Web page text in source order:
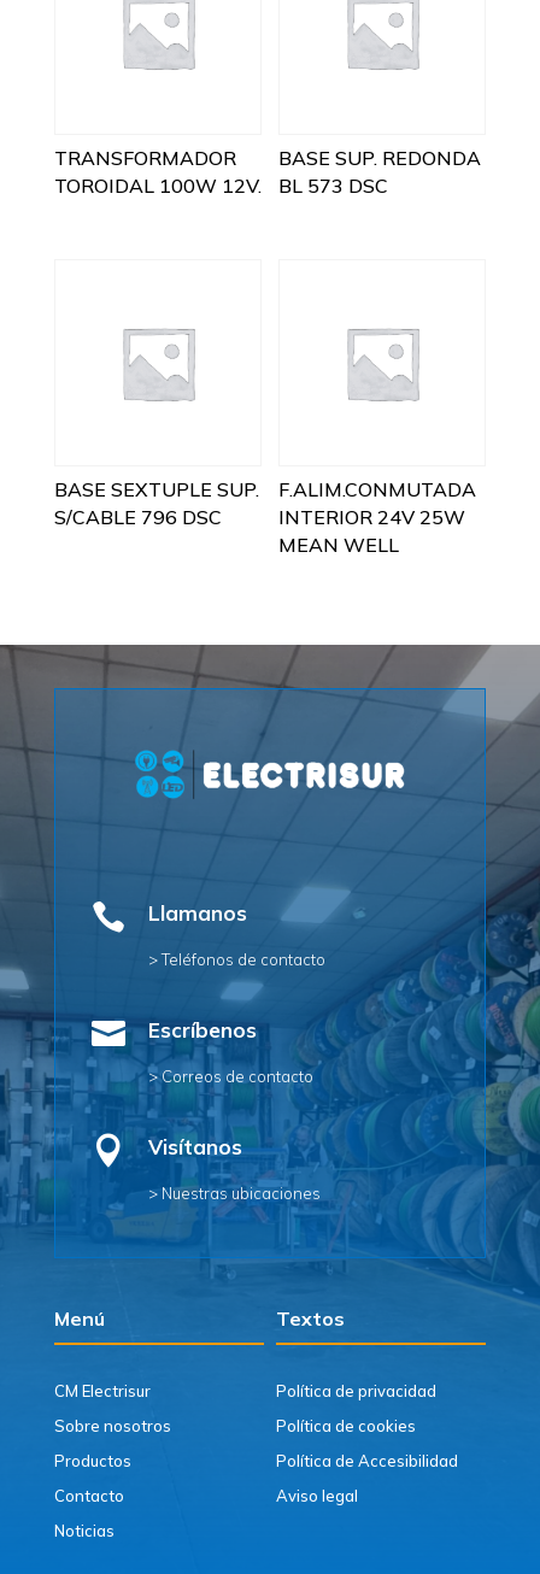
TRANSFORMADOR
TOROIDAL 100W 12V.
BASE SUP. REDONDA
BL 573 DSC
BASE SEXTUPLE SUP.
S/CABLE 796 DSC
F.ALIM.CONMUTADA
INTERIOR 24V 25W
MEAN WELL
 Llamanos
> Teléfonos de contacto
 Escríbenos
> Correos de contacto
 Visítanos
> Nuestras ubicaciones
Menú Textos
CM Electrisur
Sobre nosotros
Productos
Contacto
Noticias
Política de privacidad
Política de cookies
Política de Accesibilidad
Aviso legal